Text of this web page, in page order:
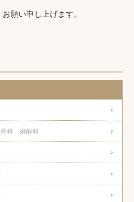
願い申し上げます。
外科 麻酔科